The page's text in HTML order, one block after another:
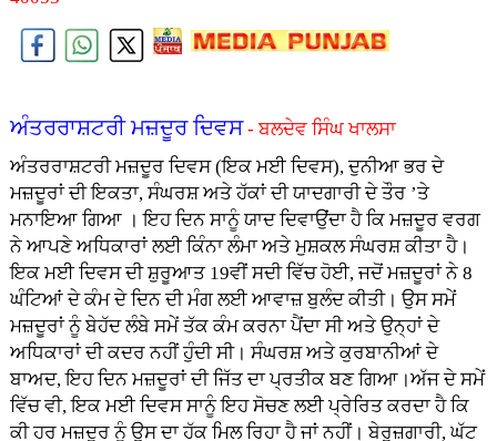
ਅੰਤਰਰਾਸ਼ਟਰੀ ਮਜ਼ਦੂਰ ਦਿਵਸ- ਬਲਦੇਵ ਸਿੰਘ ਖਾਲਸਾ
ਅੰਤਰਰਾਸ਼ਟਰੀ ਮਜ਼ਦੂਰ ਦਿਵਸ (ਇਕ ਮਈ ਦਿਵਸ), ਦੁਨੀਆ ਭਰ ਦੇ
ਮਜ਼ਦੂਰਾਂ ਦੀ ਇਕਤਾ, ਸੰਘਰਸ਼ ਅਤੇ ਹੱਕਾਂ ਦੀ ਯਾਦਗਾਰੀ ਦੇ ਤੌਰ ’ਤੇ
ਮਨਾਇਆ ਗਿਆ । ਇਹ ਦਿਨ ਸਾਨੂੰ ਯਾਦ ਦਿਵਾਉਂਦਾ ਹੈ ਕਿ ਮਜ਼ਦੂਰ ਵਰਗ
ਨੇ ਆਪਣੇ ਅਧਿਕਾਰਾਂ ਲਈ ਕਿੰਨਾ ਲੰਮਾ ਅਤੇ ਮੁਸ਼ਕਲ ਸੰਘਰਸ਼ ਕੀਤਾ ਹੈ।
ਇਕ ਮਈ ਦਿਵਸ ਦੀ ਸ਼ੁਰੂਆਤ 19ਵੀਂ ਸਦੀ ਵਿੱਚ ਹੋਈ, ਜਦੋਂ ਮਜ਼ਦੂਰਾਂ ਨੇ 8
ਘੰਟਿਆਂ ਦੇ ਕੰਮ ਦੇ ਦਿਨ ਦੀ ਮੰਗ ਲਈ ਆਵਾਜ਼ ਬੁਲੰਦ ਕੀਤੀ। ਉਸ ਸਮੇਂ
ਮਜ਼ਦੂਰਾਂ ਨੂੰ ਬੇਹੱਦ ਲੰਬੇ ਸਮੇਂ ਤੱਕ ਕੰਮ ਕਰਨਾ ਪੈਂਦਾ ਸੀ ਅਤੇ ਉਨ੍ਹਾਂ ਦੇ
ਅਧਿਕਾਰਾਂ ਦੀ ਕਦਰ ਨਹੀਂ ਹੁੰਦੀ ਸੀ। ਸੰਘਰਸ਼ ਅਤੇ ਕੁਰਬਾਨੀਆਂ ਦੇ
ਬਾਅਦ, ਇਹ ਦਿਨ ਮਜ਼ਦੂਰਾਂ ਦੀ ਜਿੱਤ ਦਾ ਪ੍ਰਤੀਕ ਬਣ ਗਿਆ।ਅੱਜ ਦੇ ਸਮੇਂ
ਵਿੱਚ ਵੀ, ਇਕ ਮਈ ਦਿਵਸ ਸਾਨੂੰ ਇਹ ਸੋਚਣ ਲਈ ਪ੍ਰੇਰਿਤ ਕਰਦਾ ਹੈ ਕਿ
ਕੀ ਹਰ ਮਜ਼ਦੂਰ ਨੂੰ ਉਸ ਦਾ ਹੱਕ ਮਿਲ ਰਿਹਾ ਹੈ ਜਾਂ ਨਹੀਂ। ਬੇਰੁਜ਼ਗਾਰੀ, ਘੱਟ